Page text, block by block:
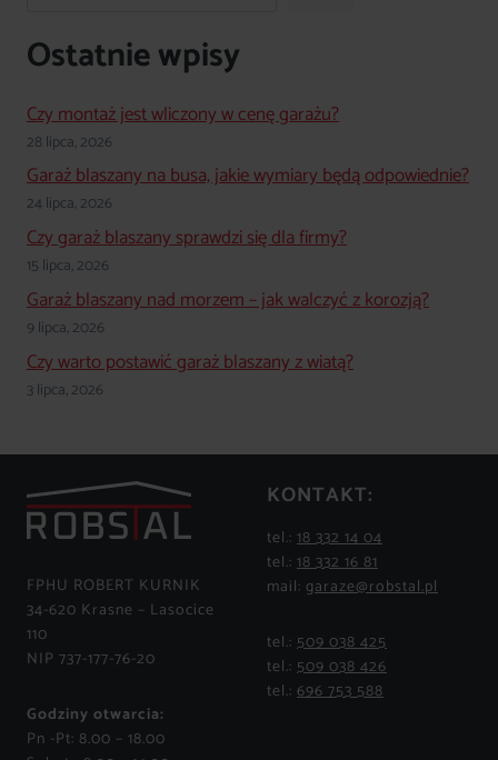
Ostatnie wpisy
Czy montaż jest wliczony w cenę garażu?
28 lipca, 2026
Garaż blaszany na busa, jakie wymiary będą odpowiednie?
24 lipca, 2026
Czy garaż blaszany sprawdzi się dla firmy?
15 lipca, 2026
Garaż blaszany nad morzem – jak walczyć z korozją?
9 lipca, 2026
Czy warto postawić garaż blaszany z wiatą?
3 lipca, 2026
FPHU ROBERT KURNIK
34-620 Krasne – Lasocice
110
NIP 737-177-76-20
Godziny otwarcia:
Pn -Pt: 8.00 – 18.00
KONTAKT:
tel.: 18 332 14 04
tel.: 18 332 16 81
mail: garaze@robstal.pl
tel.: 509 038 425
tel.: 509 038 426
tel.: 696 753 588